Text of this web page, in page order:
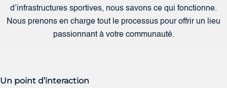
d’infrastructures sportives, nous savons ce qui fonctionne.
Nous prenons en charge tout le processus pour offrir un lieu
passionnant à votre communauté.
Un point d’interaction